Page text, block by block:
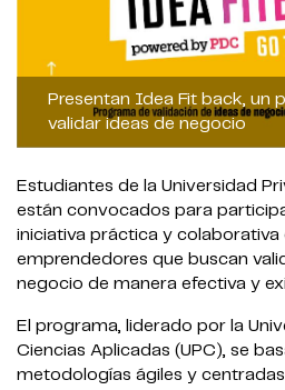
Presentan Idea Fit back, un
validar ideas de negocio
Estudiantes de la Universidad
están convocados para
iniciativa práctica y colaborativa
emprendedores que buscan
negocio de manera efectiva y
El programa, liderado por la
Ciencias Aplicadas (UPC), se
metodologías ágiles y